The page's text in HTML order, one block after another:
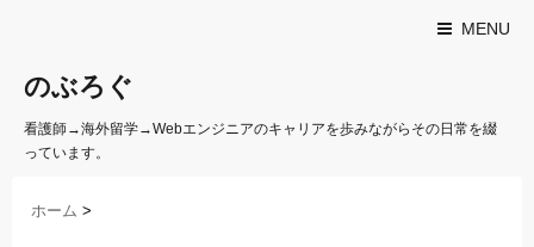
MENU
のぶろぐ
看護師→海外留学→Webエンジニアのキャリアを歩みながらその日常を綴
っています。
ホーム >